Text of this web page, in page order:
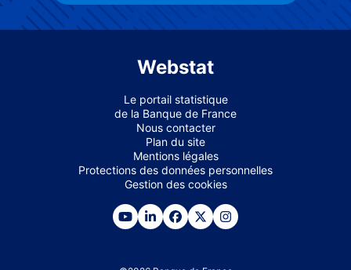
Webstat
Le portail statistique
de la Banque de France
Nous contacter
Plan du site
Mentions légales
Protections des données personnelles
Gestion des cookies